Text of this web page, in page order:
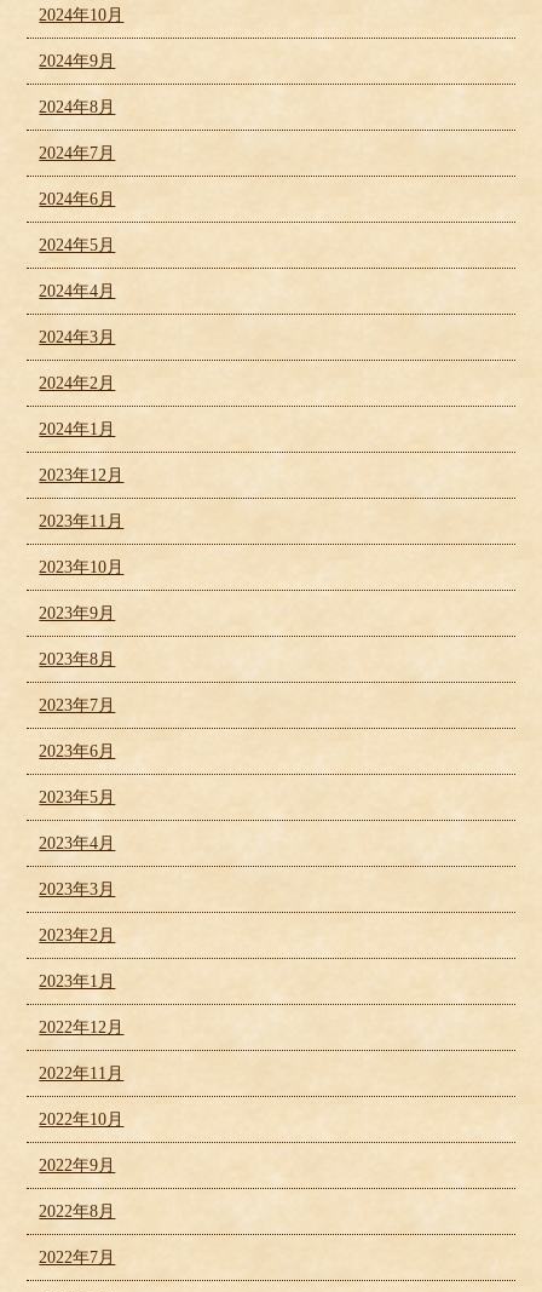
2024年10月
2024年9月
2024年8月
2024年7月
2024年6月
2024年5月
2024年4月
2024年3月
2024年2月
2024年1月
2023年12月
2023年11月
2023年10月
2023年9月
2023年8月
2023年7月
2023年6月
2023年5月
2023年4月
2023年3月
2023年2月
2023年1月
2022年12月
2022年11月
2022年10月
2022年9月
2022年8月
2022年7月